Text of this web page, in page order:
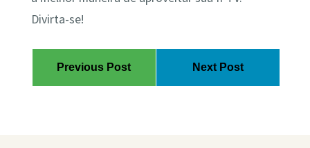
Divirta-se!
Previous Post Next Post